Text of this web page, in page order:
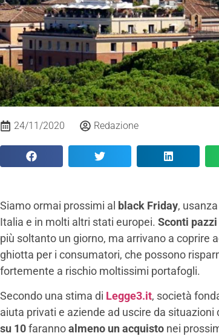
24/11/2020 Redazione
Siamo ormai prossimi al black Friday,
Italia e in molti altri stati europei. Sconti
più soltanto un giorno, ma arrivano a coprire
ghiotta per i consumatori, che possono
fortemente a rischio moltissimi portafogli.
Secondo una stima di Legge3.it, società
aiuta privati e aziende ad uscire da
su 10farannoalmeno un acquisto nei